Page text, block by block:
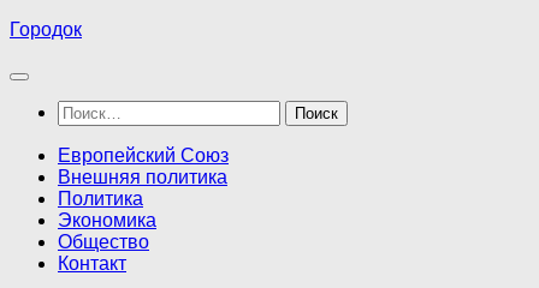
Перейти
содержимому
Городок
Найти:
Европейский Союз
Внешняя политика
Политика
Экономика
Общество
Контакт